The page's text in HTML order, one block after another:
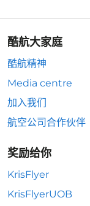
酷航大家庭
酷航精神
Media centre
加入我们
航空公司合作伙伴
奖励给你
KrisFlyer
KrisFlyerUOB